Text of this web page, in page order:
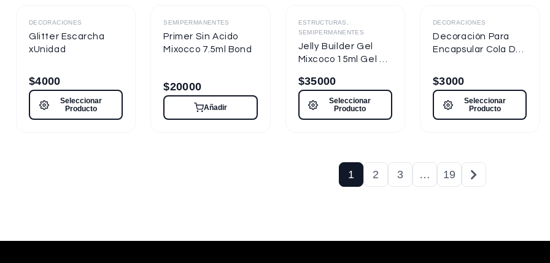
Destacado
DECORACIONES
Glitter Escarcha
xUnidad
$4000
Seleccionar
Producto
Destacado
SEMIPERMANENTES
Primer Sin Acido
Mixocco 7.5ml Bond
$20000
Añadir
ESTRUCTURAS,
SEMIPERMANENTES
Jelly Builder Gel
Mixcoco 15ml Gel de
$35000
Seleccionar
Producto
DECORACIONES
Decoración Para
Encapsular Cola De
$3000
Seleccionar
Producto
1 2 3 … 19